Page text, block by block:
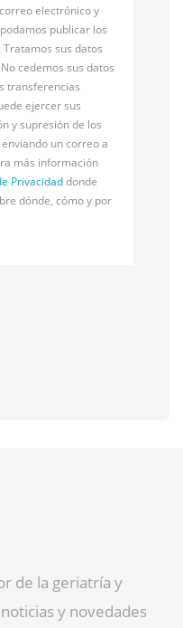
electrónico y
publicar los
sus datos
cedemos sus datos
transferencias
ejercer sus
y supresión de los
un correo a
más información
Privacidaddonde
dónde, cómo y por
de la geriatría y
y novedades